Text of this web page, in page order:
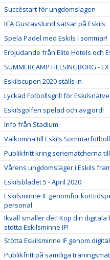
Succéstart för ungdomslagen
ICA Gustavslund satsar på Eskils
Spela Padel med Eskils i sommar!
Erbjudande från Elite Hotels och
SUMMERCAMP HELSINGBORG -
Eskilscupen 2020 ställs in
Lyckad Fotbollsgrill för
Eskilsgolfen spelad och avgjord!
Info från Stadium
Välkomna till Eskils
Publikfritt kring seriematcherna
Vårens ungdomsläger i Eskils
Eskilsbladet 5 - April 2020
Eskilsminne IF genomför
personal
Ikväll smäller det! Köp din
stötta Eskilsminne IF!
Stötta Eskilsminne IF genom
Publikfritt på samtliga